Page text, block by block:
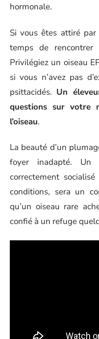
hormonale.
Si vous êtes attiré
temps de rencontrer
Privilégiez un oiseau
si vous n’avez pas
psittacidés. Un
questions sur votre
l’oiseau.
La beauté d’un
foyer inadapté. Un
correctement
conditions, sera un
qu’un oiseau rare
confié à un refuge